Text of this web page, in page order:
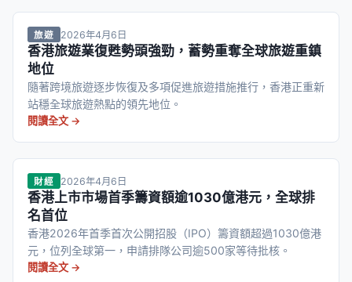
旅遊 2026年4月6日
香港旅遊業復甦勢頭強勁，蓄勢重奪全球旅遊重鎮
地位
隨著跨境旅遊逐步恢復及多項促進旅遊措施推行，香港正重新
站穩全球旅遊熱點的領先地位。
閱讀全文 →
財經 2026年4月6日
香港上市市場首季籌資額逾1030億港元，全球排
名首位
香港2026年首季首次公開招股（IPO）籌資額超過1030億港
元，位列全球第一，申請排隊公司逾500家等待批核。
閱讀全文 →